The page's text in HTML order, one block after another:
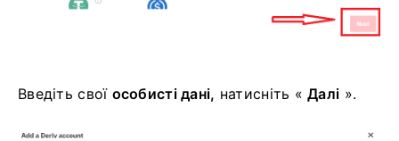
Введіть свої особисті дані, натисніть «Далі ».